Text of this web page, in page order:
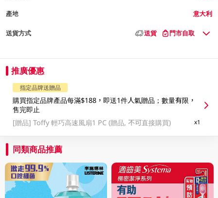
產地 意大利
送貨方式 送貨 門市自取
推廣優惠
指定品牌送贈品
購買指定品牌產品每滿$188，即送1件人氣贈品；數量有限，
售完即止
[贈品]Toffy 輕巧高速風扇1 PC (贈品, 不可直接購買) x1
同類商品推薦